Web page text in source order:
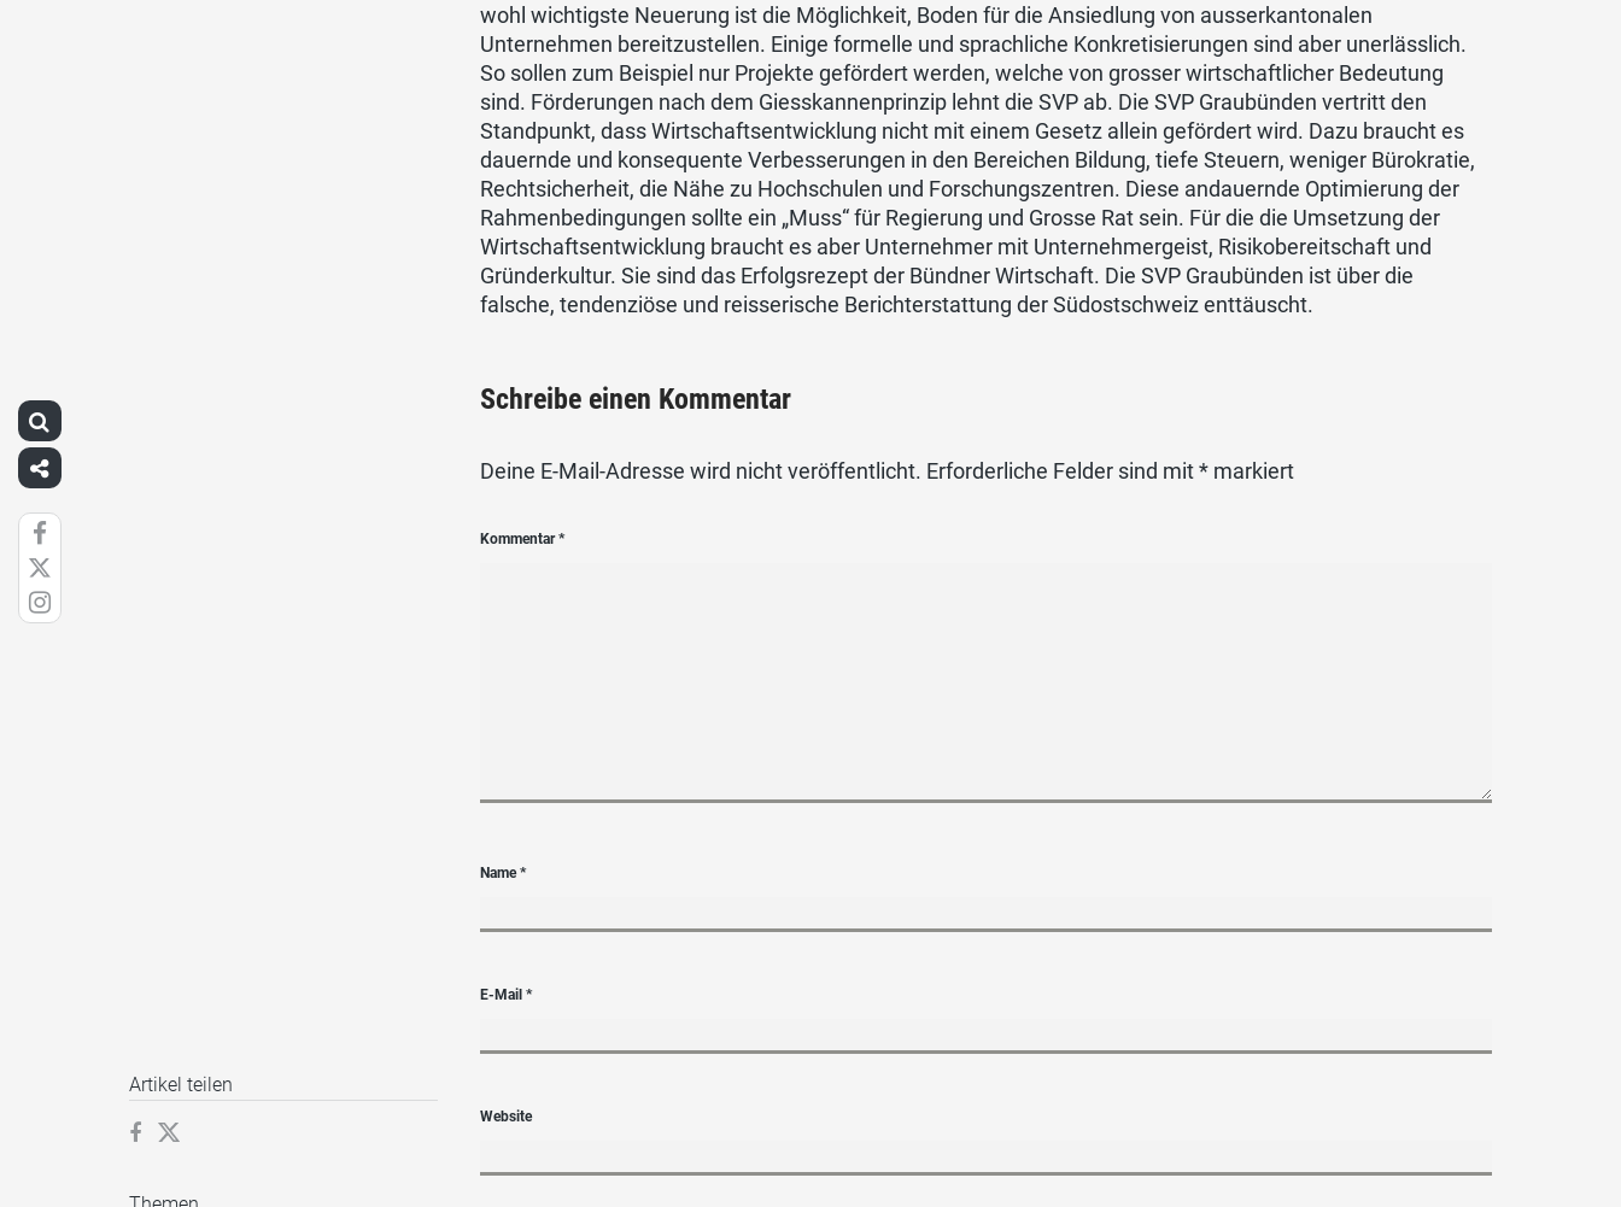
wohl wichtigste Neuerung ist die Möglichkeit, Boden für die Ansiedlung von ausserkantonalen
Unternehmen bereitzustellen. Einige formelle und sprachliche Konkretisierungen sind aber unerlässlich.
So sollen zum Beispiel nur Projekte gefördert werden, welche von grosser wirtschaftlicher Bedeutung
sind. Förderungen nach dem Giesskannenprinzip lehnt die SVP ab. Die SVP Graubünden vertritt den
Standpunkt, dass Wirtschaftsentwicklung nicht mit einem Gesetz allein gefördert wird. Dazu braucht es
dauernde und konsequente Verbesserungen in den Bereichen Bildung, tiefe Steuern, weniger Bürokratie,
Rechtsicherheit, die Nähe zu Hochschulen und Forschungszentren. Diese andauernde Optimierung der
Rahmenbedingungen sollte ein „Muss“ für Regierung und Grosse Rat sein. Für die die Umsetzung der
Wirtschaftsentwicklung braucht es aber Unternehmer mit Unternehmergeist, Risikobereitschaft und
Gründerkultur. Sie sind das Erfolgsrezept der Bündner Wirtschaft. Die SVP Graubünden ist über die
falsche, tendenziöse und reisserische Berichterstattung der Südostschweiz enttäuscht.
Schreibe einen Kommentar
Deine E-Mail-Adresse wird nicht veröffentlicht. Erforderliche Felder sind mit* markiert
Kommentar*
Name*
E-Mail*
Website
Artikel teilen